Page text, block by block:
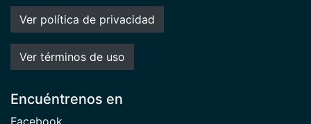
Ver política de privacidad
Ver términos de uso
Encuéntrenos en
Facebook